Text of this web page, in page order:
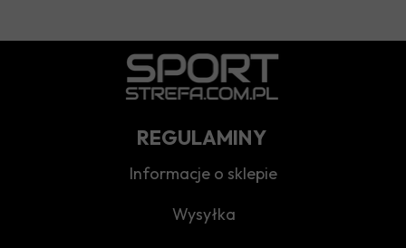
REGULAMINY
Wysyłka
Informacje o sklepie